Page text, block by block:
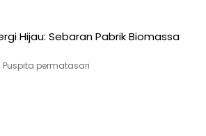
Hijau: Sebaran Pabrik Biomassa
Puspita permatasari